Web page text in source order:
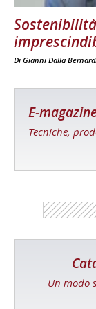
Di Gianni Dalla
E-
Tecniche,
Un modo